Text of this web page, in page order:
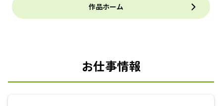
作品ホーム
お仕事情報